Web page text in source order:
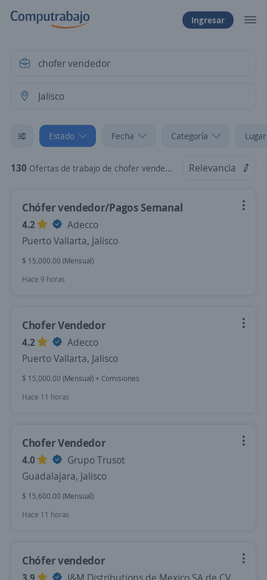
Ingresar
Estado Fecha Categoría
130 Ofertas de trabajo de chofer vendedor en Jalisco Relevancia
Chófer vendedor/Pagos Semanal
4.2
Adecco
Puerto Vallarta, Jalisco
$ 15,000.00 (Mensual)
Hace 9 horas
Chofer Vendedor
4.2
Adecco
Puerto Vallarta, Jalisco
$ 15,000.00 (Mensual) + Comisiones
Hace 11 horas
Chofer Vendedor
4.0
Grupo Trusot
Guadalajara, Jalisco
$ 15,600.00 (Mensual)
Hace 11 horas
Chófer vendedor